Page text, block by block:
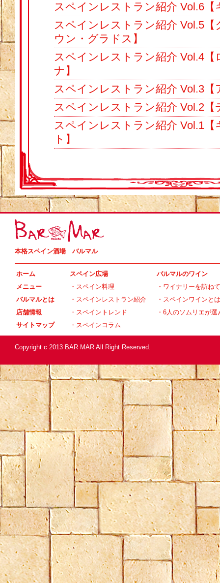
スペインレストラン紹介 Vol.6
スペインレストラン紹介 Vol.5
ウン・グラドス】
スペインレストラン紹介 Vol.4
ナ】
スペインレストラン紹介 Vol.3
スペインレストラン紹介 Vol.2【
スペインレストラン紹介 Vol.1
ト】
本格スペイン酒場 バルマル
ホーム
メニュー
バルマルとは
店舗情報
サイトマップ
スペイン広場
・ スペイン料理
・ スペインレストラン紹介
・ スペイントレンド
・ スペインコラム
バルマルのワイン
・ ワイナリーを訪ねて
・ スペインワインとは
・ 6人のソムリエが選
Copyright c 2013 BAR MAR All Right Reserved.